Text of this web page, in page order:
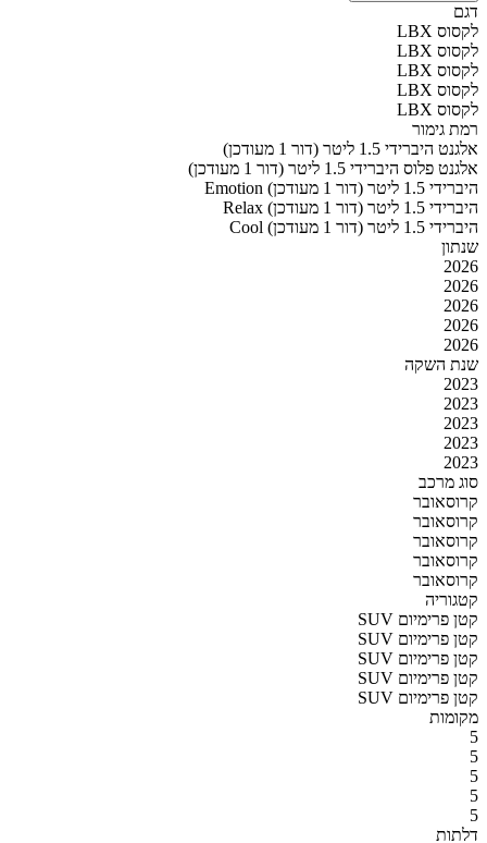
דגם
לקסוס LBX
לקסוס LBX
לקסוס LBX
לקסוס LBX
לקסוס LBX
רמת גימור
אלגנט היברידי 1.5 ליטר (דור 1 מעודכן)
אלגנט פלוס היברידי 1.5 ליטר (דור 1 מעודכן)
Emotion היברידי 1.5 ליטר (דור 1 מעודכן)
Relax היברידי 1.5 ליטר (דור 1 מעודכן)
Cool היברידי 1.5 ליטר (דור 1 מעודכן)
שנתון
2026
2026
2026
2026
2026
שנת השקה
2023
2023
2023
2023
2023
סוג מרכב
קרוסאובר
קרוסאובר
קרוסאובר
קרוסאובר
קרוסאובר
קטגוריה
SUV קטן פרימיום
SUV קטן פרימיום
SUV קטן פרימיום
SUV קטן פרימיום
SUV קטן פרימיום
מקומות
5
5
5
5
5
דלתות